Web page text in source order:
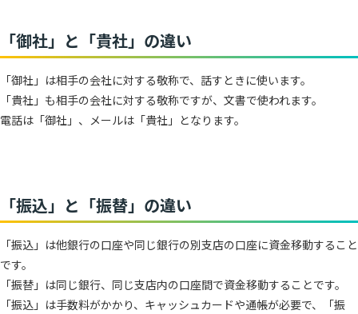
「御社」と「貴社」の違い
「御社」は相手の会社に対する敬称で、話すときに使います。
「貴社」も相手の会社に対する敬称ですが、文書で使われます。
電話は「御社」、メールは「貴社」となります。
「振込」と「振替」の違い
「振込」は他銀行の口座や同じ銀行の別支店の口座に資金移動すること
です。
「振替」は同じ銀行、同じ支店内の口座間で資金移動することです。
「振込」は手数料がかかり、キャッシュカードや通帳が必要で、「振